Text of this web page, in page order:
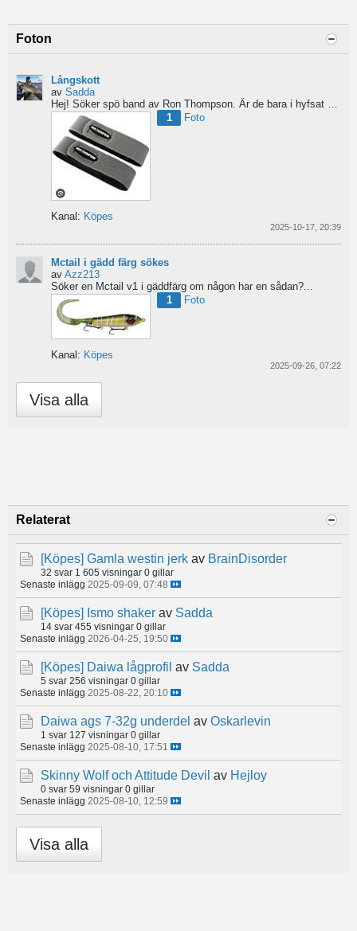
Foton
Långskott
av Sadda
Hej! Söker spö band av Ron Thompson. Är de bara i hyfsat skick så köper jag gärna ett par....
1
Foto
Kanal: Köpes
2025-10-17, 20:39
Mctail i gädd färg sökes
av Azz213
Söker en Mctail v1 i gäddfärg om någon har en sådan?...
1
Foto
Kanal: Köpes
2025-09-26, 07:22
Visa alla
Relaterat
[Köpes] Gamla westin jerk av BrainDisorder
32 svar 1 605 visningar 0 gillar
Senaste inlägg 2025-09-09, 07:48
[Köpes] Ismo shaker av Sadda
14 svar 455 visningar 0 gillar
Senaste inlägg 2026-04-25, 19:50
[Köpes] Daiwa lågprofil av Sadda
5 svar 256 visningar 0 gillar
Senaste inlägg 2025-08-22, 20:10
Daiwa ags 7-32g underdel av Oskarlevin
1 svar 127 visningar 0 gillar
Senaste inlägg 2025-08-10, 17:51
Skinny Wolf och Attitude Devil av Hejloy
0 svar 59 visningar 0 gillar
Senaste inlägg 2025-08-10, 12:59
Visa alla